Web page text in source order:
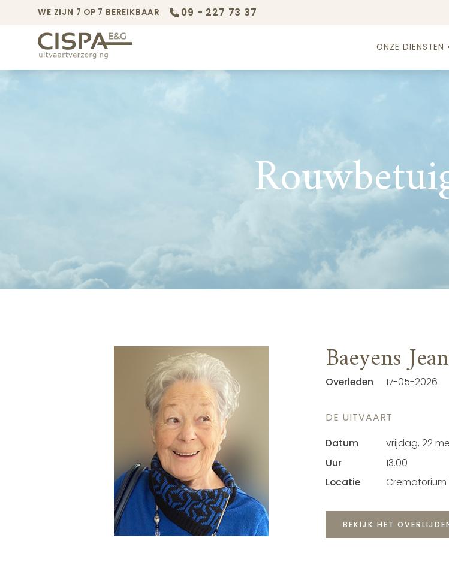
WE ZIJN 7 OP 7 BEREIKBAAR 09 - 227 73 37
ONZE DIENSTEN
Baeyens
Overleden 17-05-2026
DE UITVAART
Datum
vrijdag, 22
Uur
13.00
Locatie
Crematorium
BEKIJK HET